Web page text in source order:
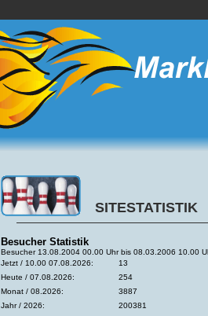
SITESTATISTIK
Besucher Statistik
Besucher 13.08.2004 00.00 Uhr bis 08.03.2006 10.00
Jetzt / 10.00 07.08.2026:
13
Heute / 07.08.2026:
254
Monat / 08.2026:
3887
Jahr / 2026:
200381